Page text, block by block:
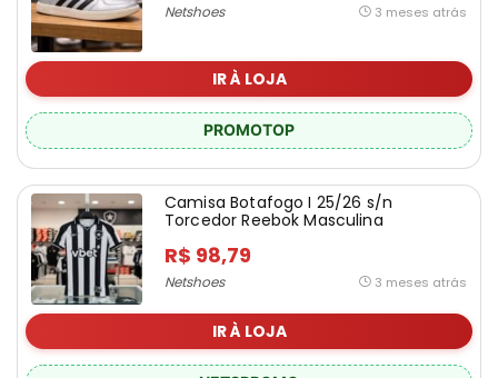
Netshoes 3 meses atrás
IR À LOJA
PROMOTOP
Camisa Botafogo I 25/26 s/n
Torcedor Reebok Masculina
R$ 98,79
Netshoes 3 meses atrás
IR À LOJA